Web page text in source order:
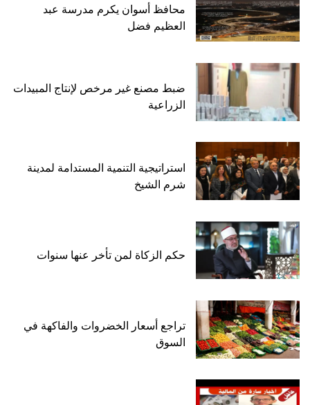
محافظ أسوان يكرم مدرسة عبد
العظيم فضل
ضبط مصنع غير مرخص لإنتاج المبيدات
الزراعية
استراتيجية التنمية المستدامة لمدينة
شرم الشيخ
حكم الزكاة لمن تأخر عنها سنوات
تراجع أسعار الخضروات والفاكهة في
السوق